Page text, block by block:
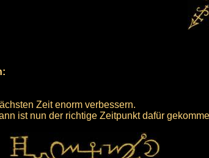
Zeit enorm verbessern.
ist nun der richtige Zeitpunkt dafür